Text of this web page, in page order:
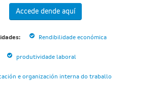
Accede dende aquí
Rendibilidade económica
produtividade laboral
e organización interna do traballo